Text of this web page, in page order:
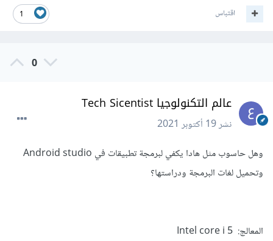
www.oracle.com/technetwork/java/javase/downlo
1 اقتباس
0
عالم التكنولوجيا Tech Sicentist
نشر19 أكتوبر 2021
وهل حاسوب مثل هادا يكفي لبرمجة تطبيقات في Android studio
وتحميل لغات البرمجة ودراستها؟
المعالج: Intel core i 5